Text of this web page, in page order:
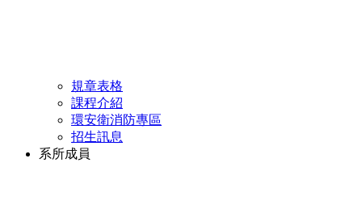
規章表格
課程介紹
環安衛消防專區
招生訊息
系所成員